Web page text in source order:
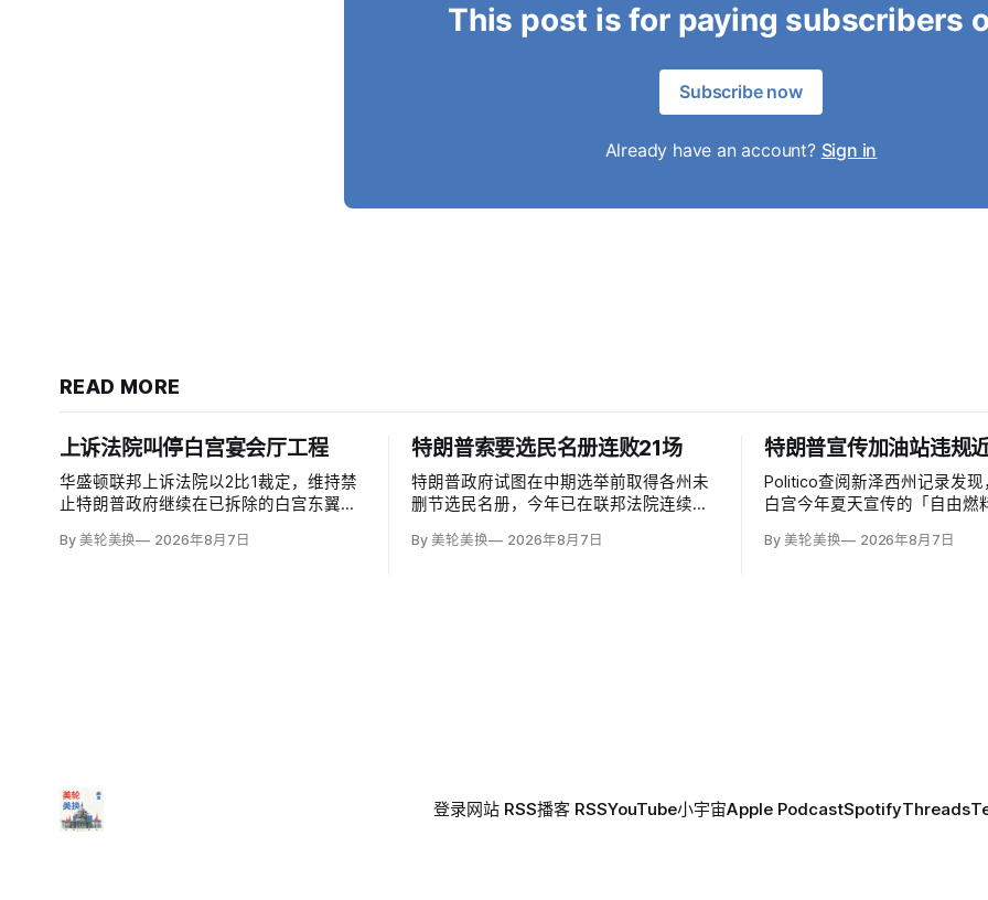
This post is for paying subscribers
Subscribe now
Already have an account? Sign in
READ MORE
上诉法院叫停白宫宴会厅工程
华盛顿联邦上诉法院以2比1裁定，维持禁
止特朗普政府继续在已拆除的白宫东翼原
该案足以检验总统是否能绕过国会授权推
By 美轮美换 2026年8月7日
特朗普索要选民名册连败21场
特朗普政府试图在中期选举前取得各州未
删节选民名册，今年已在联邦法院连续败
诉。司法部已起诉二十多个拒绝交出出生
By 美轮美换 2026年8月7日
特朗普宣传加油站违规
Politico查阅新泽西州记录发
白宫今年夏天宣传的「自由燃
营者在受到总统背书前已因安
By 美轮美换 2026年8月7日
登录网站 RSS播客 RSSYouTube小宇宙Apple PodcastSpotifyThreads